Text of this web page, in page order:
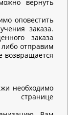
вернуть
оповестить
заказа.
заказа
отправим
возвращается
необходимо